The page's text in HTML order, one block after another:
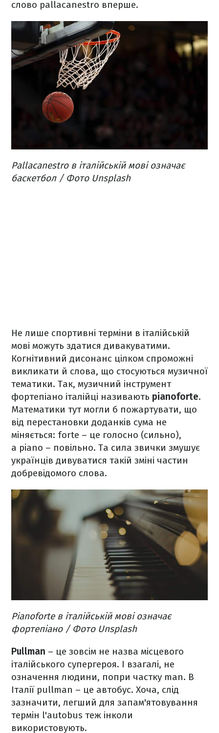
слово pallacanestro вперше.
Pallacanestro в італійській мові означає
баскетбол / Фото Unsplash
Не лише спортивні терміни в італійській
мові можуть здатися дивакуватими.
Когнітивний дисонанс цілком спроможні
викликати й слова, що стосуються музичної
тематики. Так, музичний інструмент
фортепіано італійці називають рianoforte.
Математики тут могли б пожартувати, що
від перестановки доданків сума не
міняється: forte – це голосно (сильно),
а рiano – повільно. Та сила звички змушує
українців дивуватися такій зміні частин
добревідомого слова.
Рianoforte в італійській мові означає
фортепіано / Фото Unsplash
Pullman – це зовсім не назва місцевого
італійського супергероя. І взагалі, не
означення людини, попри частку man. В
Італії pullman – це автобус. Хоча, слід
зазначити, легший для запам'ятовування
термін l'autobus теж інколи
використовують.